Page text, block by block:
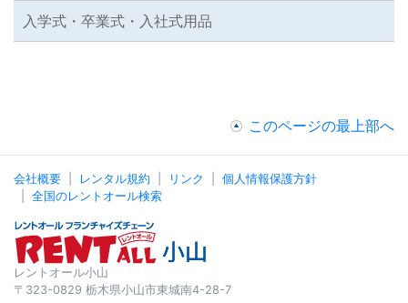
入学式・卒業式・入社式用品
このページの最上部へ
会社概要 レンタル規約 リンク
個人情報保護方針
全国のレントオール検索
レントオール小山
〒323-0829 栃木県小山市東城南4-28-7